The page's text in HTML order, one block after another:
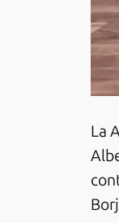
La